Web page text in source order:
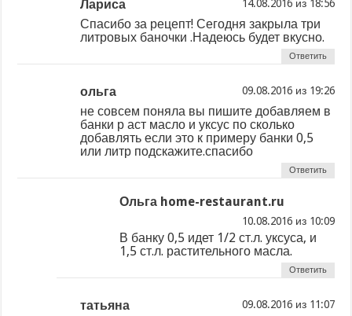
Лариса из
Спасибо за рецепт! Сегодня закрыла три
литровых баночки .Надеюсь будет вкусно.
Ответить
ольга из
не совсем поняла вы пишите добавляем в
банки р аст масло и уксус по сколько
добавлять если это к примеру банки 0,5
или литр подскажите.спасибо
Ответить
Ольга home-restaurant.ru
из
В банку 0,5 идет 1/2 ст.л. уксуса, и
1,5 ст.л. растительного масла.
Ответить
татьяна из